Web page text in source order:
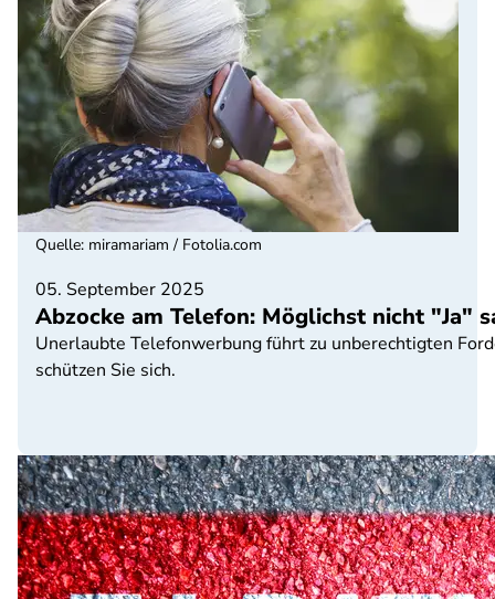
05. September 2025
Abzocke am Telefon: Möglichst nicht "Ja"
Unerlaubte Telefonwerbung führt zu unberechtigten
schützen Sie sich.
Quelle: miramariam / Fotolia.com